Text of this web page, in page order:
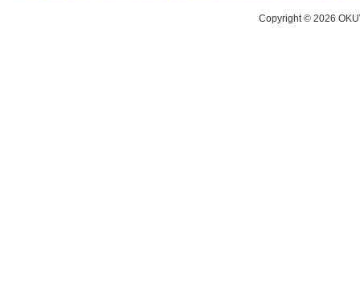
Copyright © 2026